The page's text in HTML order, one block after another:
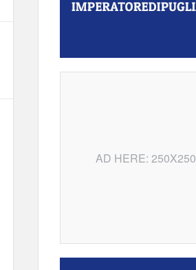
AD HERE: 250X250